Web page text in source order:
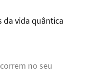
da vida quântica
no seu